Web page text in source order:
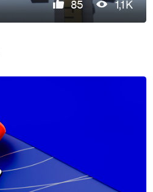
85 1,1K